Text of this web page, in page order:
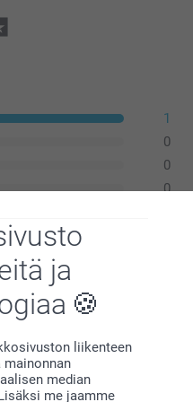
ja
liikenteen
median
me jaamme
1
0
0
0